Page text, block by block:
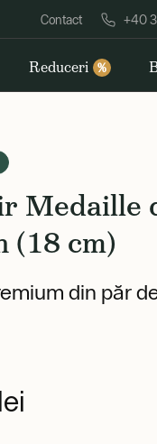
Contact +40
Reduceri %
Medaille
(18 cm)
din păr